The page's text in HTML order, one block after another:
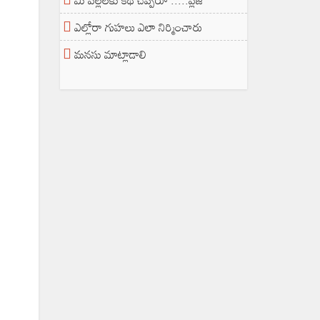
ఎల్లోరా గుహలు ఎలా నిర్మించారు
మనసు మాట్లాడాలి